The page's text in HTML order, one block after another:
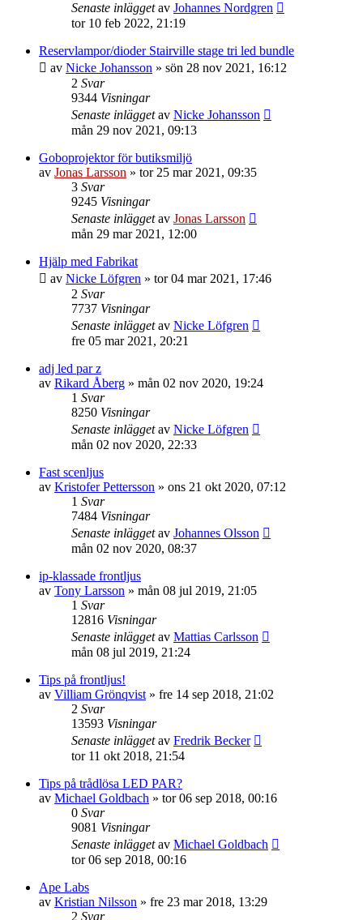
Senaste inläggetav Johannes Nordgren
tor 10 feb 2022, 21:19
Reservlampor/dioder Stairville stage tri led bundle
av Nicke Johansson » sön 28 nov 2021, 16:12
2 Svar
9344 Visningar
Senaste inläggetav Nicke Johansson
mån 29 nov 2021, 09:13
Goboprojektor för butiksmiljö
av Jonas Larsson » tor 25 mar 2021, 09:35
3 Svar
9245 Visningar
Senaste inläggetav Jonas Larsson
mån 29 mar 2021, 12:00
Hjälp med Fabrikat
av Nicke Löfgren » tor 04 mar 2021, 17:46
2 Svar
7737 Visningar
Senaste inläggetav Nicke Löfgren
fre 05 mar 2021, 20:21
adj led par z
av Rikard Åberg » mån 02 nov 2020, 19:24
1 Svar
8250 Visningar
Senaste inläggetav Nicke Löfgren
mån 02 nov 2020, 22:33
Fast scenljus
av Kristofer Pettersson » ons 21 okt 2020, 07:12
1 Svar
7484 Visningar
Senaste inläggetav Johannes Olsson
mån 02 nov 2020, 08:37
ip-klassade frontljus
av Tony Larsson » mån 08 jul 2019, 21:05
1 Svar
12816 Visningar
Senaste inläggetav Mattias Carlsson
mån 08 jul 2019, 21:24
Tips på frontljus!
av Villiam Grönqvist » fre 14 sep 2018, 21:02
2 Svar
13593 Visningar
Senaste inläggetav Fredrik Becker
tor 11 okt 2018, 21:54
Tips på trådlösa LED PAR?
av Michael Goldbach » tor 06 sep 2018, 00:16
0 Svar
9081 Visningar
Senaste inläggetav Michael Goldbach
tor 06 sep 2018, 00:16
Ape Labs
av Kristian Nilsson » fre 23 mar 2018, 13:29
2 Svar